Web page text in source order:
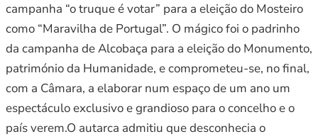
campanha “o truque é votar” para a eleição do Mosteiro
como “Maravilha de Portugal”. O mágico foi o padrinho
da campanha de Alcobaça para a eleição do Monumento,
património da Humanidade, e comprometeu-se, no final,
com a Câmara, a elaborar num espaço de um ano um
espectáculo exclusivo e grandioso para o concelho e o
país verem.O autarca admitiu que desconhecia o